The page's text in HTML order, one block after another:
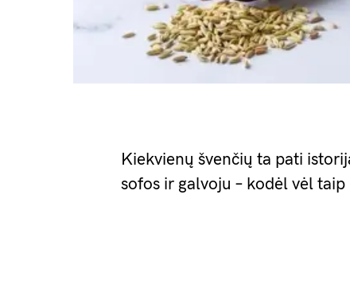
Kiekvienų švenčių ta pati
sofos ir galvoju – kodėl vėl